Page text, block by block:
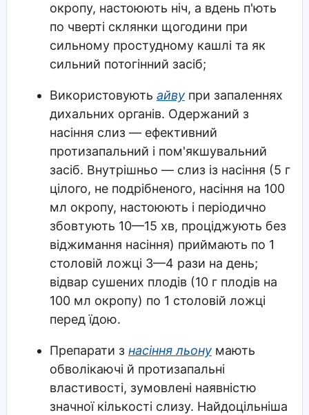
окропу, настоюють ніч, а вдень п'ють
по чверті склянки щогодини при
сильному простудному кашлі та як
сильний потогінний засіб;
Використовують айву при запаленнях
дихальних органів. Одержаний з
насіння слиз — ефективний
протизапальний і пом'якшувальний
засіб. Внутрішньо — слиз із насіння (5 г
цілого, не подрібненого, насіння на 100
мл окропу, настоюють і періодично
збовтують 10—15 хв, проціджують без
віджимання насіння) приймають по 1
столовій ложці 3—4 рази на день;
відвар сушених плодів (10 г плодів на
100 мл окропу) по 1 столовій ложці
перед їдою.
Препарати з насіння льонумають
обволікаючі й протизапальні
властивості, зумовлені наявністю
значної кількості слизу. Найдоцільніша